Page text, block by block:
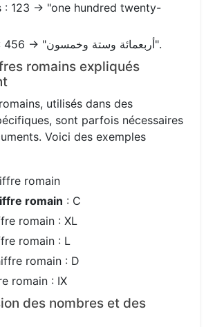
: 123 → "one hundred twenty-
En arabe : 456 → "أربعمائة وستة وخمسون".
romains expliqués
utilisés dans des
sont parfois nécessaires
Voici des exemples
romain
romain : C
romain : XL
romain : L
romain : D
romain : IX
des nombres et des